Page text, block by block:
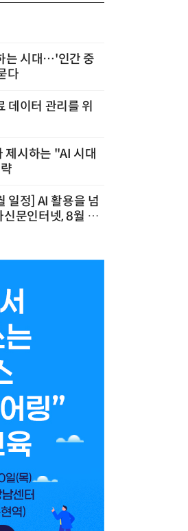
는 시대…'인간 중
다
데이터 관리를 위
제시하는 "AI 시대
일정] AI 활용을 넘
문인터넷, 8월 실